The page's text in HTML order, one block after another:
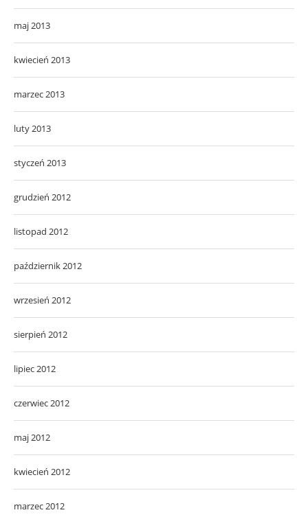
maj 2013
kwiecień 2013
marzec 2013
luty 2013
styczeń 2013
grudzień 2012
listopad 2012
październik 2012
wrzesień 2012
sierpień 2012
lipiec 2012
czerwiec 2012
maj 2012
kwiecień 2012
marzec 2012